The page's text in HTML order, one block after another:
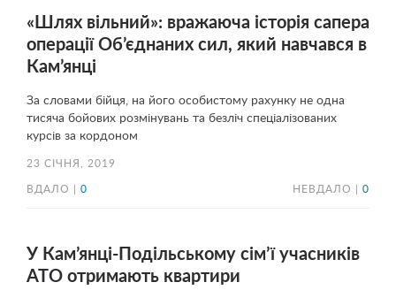
«Шлях вільний»: вражаюча історія сапера
операції Об’єднаних сил, який навчався в
Кам’янці
За словами бійця, на його особистому рахунку не одна
тисяча бойових розмінувань та безліч спеціалізованих
курсів за кордоном
23 СІЧНЯ, 2019
ВДАЛО | 0 НЕВДАЛО | 0
У Кам’янці-Подільському сім’ї учасників
АТО отримають квартири